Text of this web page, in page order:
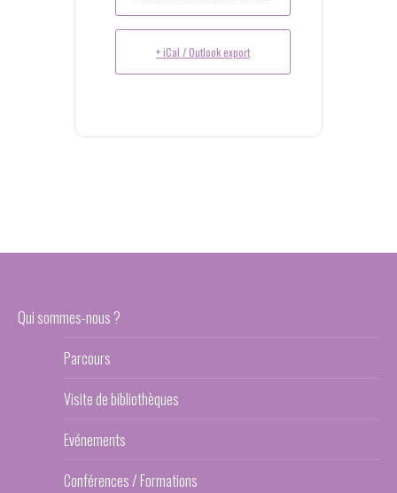
+ iCal / Outlook export
Qui sommes-nous ?
Parcours
Visite de bibliothèques
Evénements
Conférences / Formations